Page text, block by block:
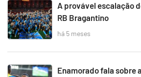
A provável escalação
RB Bragantino
há 5 meses
Enamorado fala sobre